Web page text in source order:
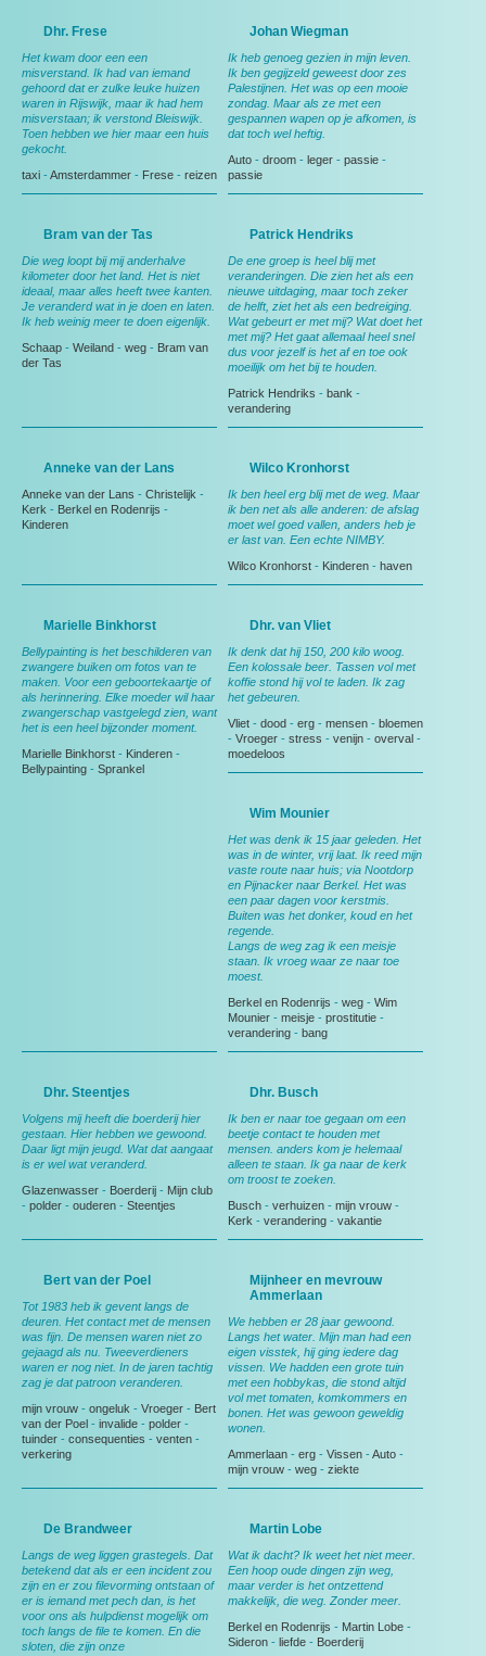
Dhr. Frese
Het kwam door een een
misverstand. Ik had van iemand
gehoord dat er zulke leuke huizen
waren in Rijswijk, maar ik had hem
misverstaan; ik verstond Bleiswijk.
Toen hebben we hier maar een huis
gekocht.
taxi - Amsterdammer - Frese - reizen
Johan Wiegman
Ik heb genoeg gezien in mijn leven.
Ik ben gegijzeld geweest door zes
Palestijnen. Het was op een mooie
zondag. Maar als ze met een
gespannen wapen op je afkomen, is
dat toch wel heftig.
Auto - droom - leger - passie -
passie
Bram van der Tas
Die weg loopt bij mij anderhalve
kilometer door het land. Het is niet
ideaal, maar alles heeft twee kanten.
Je veranderd wat in je doen en laten.
Ik heb weinig meer te doen eigenlijk.
Schaap - Weiland - weg - Bram van
der Tas
Patrick Hendriks
De ene groep is heel blij met
veranderingen. Die zien het als een
nieuwe uitdaging, maar toch zeker
de helft, ziet het als een bedreiging.
Wat gebeurt er met mij? Wat doet het
met mij? Het gaat allemaal heel snel
dus voor jezelf is het af en toe ook
moeilijk om het bij te houden.
Patrick Hendriks - bank -
verandering
Anneke van der Lans
Anneke van der Lans - Christelijk -
Kerk - Berkel en Rodenrijs -
Kinderen
Wilco Kronhorst
Ik ben heel erg blij met de weg. Maar
ik ben net als alle anderen: de afslag
moet wel goed vallen, anders heb je
er last van. Een echte NIMBY.
Wilco Kronhorst - Kinderen - haven
Marielle Binkhorst
Bellypainting is het beschilderen van
zwangere buiken om fotos van te
maken. Voor een geboortekaartje of
als herinnering. Elke moeder wil haar
zwangerschap vastgelegd zien, want
het is een heel bijzonder moment.
Marielle Binkhorst - Kinderen -
Bellypainting - Sprankel
Dhr. van Vliet
Ik denk dat hij 150, 200 kilo woog.
Een kolossale beer. Tassen vol met
koffie stond hij vol te laden. Ik zag
het gebeuren.
Vliet - dood - erg - mensen - bloemen
- Vroeger - stress - venijn - overval -
moedeloos
Wim Mounier
Het was denk ik 15 jaar geleden. Het
was in de winter, vrij laat. Ik reed mijn
vaste route naar huis; via Nootdorp
en Pijnacker naar Berkel. Het was
een paar dagen voor kerstmis.
Buiten was het donker, koud en het
regende.
Langs de weg zag ik een meisje
staan. Ik vroeg waar ze naar toe
moest.
Berkel en Rodenrijs - weg - Wim
Mounier - meisje - prostitutie -
verandering - bang
Dhr. Steentjes
Volgens mij heeft die boerderij hier
gestaan. Hier hebben we gewoond.
Daar ligt mijn jeugd. Wat dat aangaat
is er wel wat veranderd.
Glazenwasser - Boerderij - Mijn club
- polder - ouderen - Steentjes
Dhr. Busch
Ik ben er naar toe gegaan om een
beetje contact te houden met
mensen. anders kom je helemaal
alleen te staan. Ik ga naar de kerk
om troost te zoeken.
Busch - verhuizen - mijn vrouw -
Kerk - verandering - vakantie
Bert van der Poel
Tot 1983 heb ik gevent langs de
deuren. Het contact met de mensen
was fijn. De mensen waren niet zo
gejaagd als nu. Tweeverdieners
waren er nog niet. In de jaren tachtig
zag je dat patroon veranderen.
mijn vrouw - ongeluk - Vroeger - Bert
van der Poel - invalide - polder -
tuinder - consequenties - venten -
verkering
Mijnheer en mevrouw
Ammerlaan
We hebben er 28 jaar gewoond.
Langs het water. Mijn man had een
eigen visstek, hij ging iedere dag
vissen. We hadden een grote tuin
met een hobbykas, die stond altijd
vol met tomaten, komkommers en
bonen. Het was gewoon geweldig
wonen.
Ammerlaan - erg - Vissen -Auto -
mijn vrouw - weg - ziekte
De Brandweer
Langs de weg liggen grastegels. Dat
betekend dat als er een incident zou
zijn en er zou filevorming ontstaan of
er is iemand met pech dan, is het
voor ons als hulpdienst mogelijk om
toch langs de file te komen. En die
sloten, die zijn onze
Martin Lobe
Wat ik dacht? Ik weet het niet meer.
Een hoop oude dingen zijn weg,
maar verder is het ontzettend
makkelijk, die weg. Zonder meer.
Berkel en Rodenrijs - Martin Lobe -
Sideron - liefde - Boerderij